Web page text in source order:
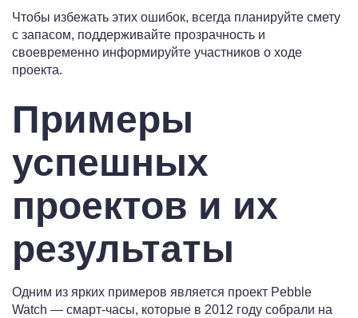
Чтобы избежать этих ошибок, всегда планируйте смету
с запасом, поддерживайте прозрачность и
своевременно информируйте участников о ходе
проекта.
Примеры
успешных
проектов и их
результаты
Одним из ярких примеров является проект Pebble
Watch — смарт-часы, которые в 2012 году собрали на